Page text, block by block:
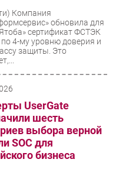
Компания
обновила для
сертификат ФСТЭК
4-му уровню доверия и
защиты. Это
UserGate
шесть
выбора верной
SOC для
бизнеса